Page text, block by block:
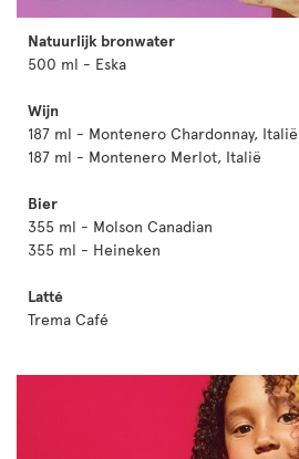
Natuurlijk bronwater
500 ml - Eska
Wijn
187 ml - Montenero Chardonnay, Italië
187 ml - Montenero Merlot, Italië
Bier
355 ml - Molson Canadian
355 ml - Heineken
Latté
Trema Café